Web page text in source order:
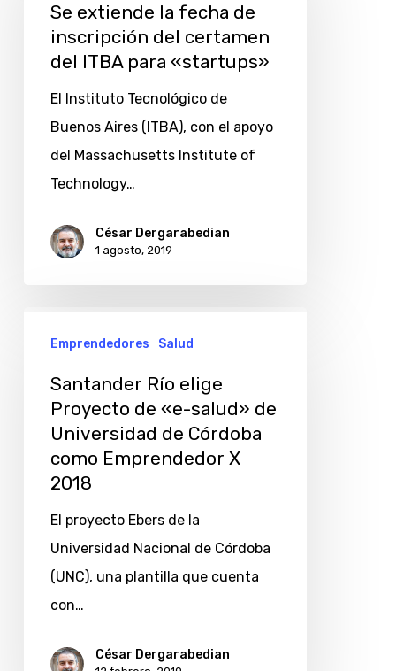
fecha
inscripción
certamen
para
«startups»
Se extiende la fecha de
inscripción del certamen
del ITBA para «startups»
El Instituto Tecnológico de
Buenos Aires (ITBA), con el apoyo
del Massachusetts Institute of
Technology…
César Dergarabedian
1 agosto, 2019
elige
Proyecto
salud»
Universidad
Córdoba
Emprendedor
Emprendedores Salud
Santander Río elige
Proyecto de «e-salud» de
Universidad de Córdoba
como Emprendedor X
2018
El proyecto Ebers de la
Universidad Nacional de Córdoba
(UNC), una plantilla que cuenta
con…
César Dergarabedian